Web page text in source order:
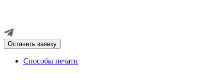
Оставить заявку
Способы печати